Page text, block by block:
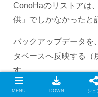
ConoHaのリストアは
供」でしかなかったと
バックアップデータを
タベースへ反映する（
す。
MENU DOWN シェ